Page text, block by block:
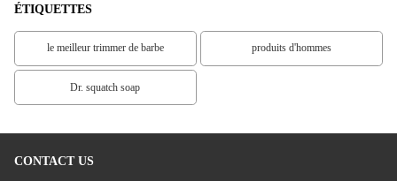
ÉTIQUETTES
le meilleur trimmer de barbe produits d'hommes
Dr. squatch soap
CONTACT US